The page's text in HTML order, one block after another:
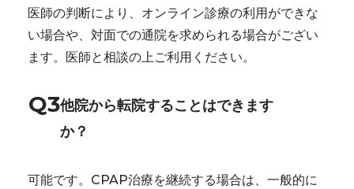
医師の判断により、オンライン診療の利用ができな
い場合や、対面での通院を求められる場合がござい
ます。医師と相談の上ご利用ください。
Q3他院から転院することはできます
か？
可能です。CPAP治療を継続する場合は、一般的に